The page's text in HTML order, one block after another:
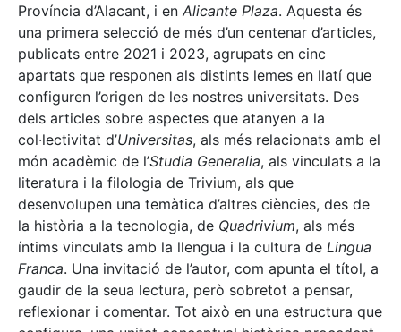
Província d’Alacant, i en Alicante Plaza. Aquesta és
una primera selecció de més d’un centenar d’articles,
publicats entre 2021 i 2023, agrupats en cinc
apartats que responen als distints lemes en llatí que
configuren l’origen de les nostres universitats. Des
dels articles sobre aspectes que atanyen a la
col·lectivitat d’Universitas, als més relacionats amb el
món acadèmic de l’Studia Generalia, als vinculats a la
literatura i la filologia de Trivium, als que
desenvolupen una temàtica d’altres ciències, des de
la història a la tecnologia, de Quadrivium, als més
íntims vinculats amb la llengua i la cultura de Lingua
Franca. Una invitació de l’autor, com apunta el títol, a
gaudir de la seua lectura, però sobretot a pensar,
reflexionar i comentar. Tot això en una estructura que